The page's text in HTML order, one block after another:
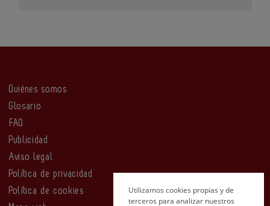
Quiénes somos
Glosario
FAQ
Publicidad
Aviso legal
Política de privacidad
Política de cookies
Utilizamos cookies propias y de
terceros para analizar nuestros